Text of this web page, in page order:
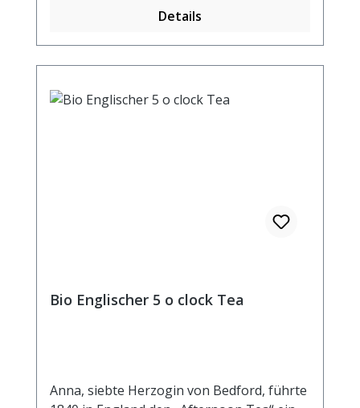
Details
Bio Englischer 5 o clock Tea
Anna, siebte Herzogin von Bedford, führte